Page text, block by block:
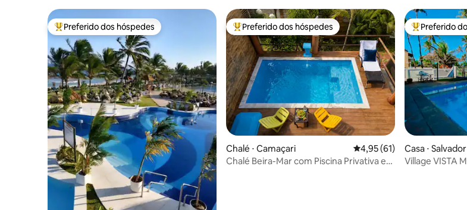
Entre os melhores preferidos dos hóspedes
Preferido dos hóspedes Entre os melhores preferidos dos hóspedes
Preferido dos hóspedes
Chalé ⋅ Camaçari 4,95 de uma avaliação
4,95 (61)
Chalé Beira-Mar com Piscina Privativa e
Entre os
Preferido
Casa ⋅ Salvador
Village VISTA